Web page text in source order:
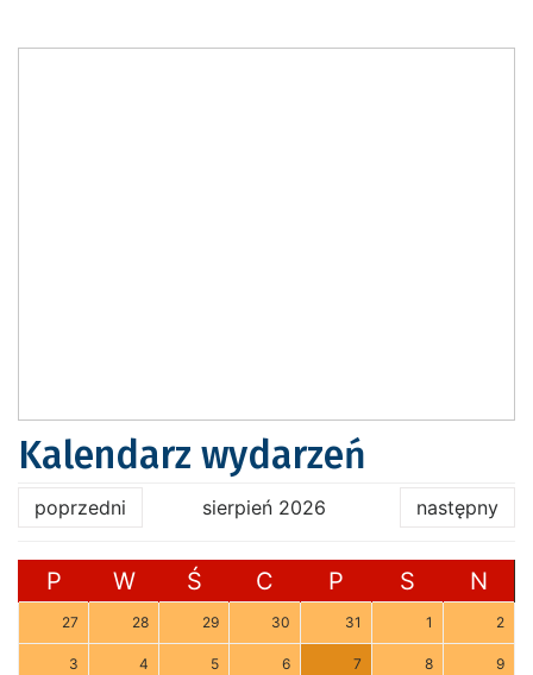
Kalendarz wydarzeń
poprzedni sierpień 2026 następny
P W Ś C P S N
27 28 29 30 31 1 2
3 4 5 6 7 8 9